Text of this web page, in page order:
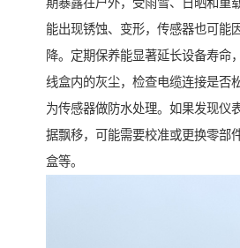
期暴露在户外，受雨雪、日晒和重
能出现锈蚀、变形，传感器也可能
降。定期保养能显著延长设备寿命
线盒内的灰尘，检查电缆连接是否
为传感器做防水处理。如果发现仪
据飘移，可能需要校准或更换零部
盒等。